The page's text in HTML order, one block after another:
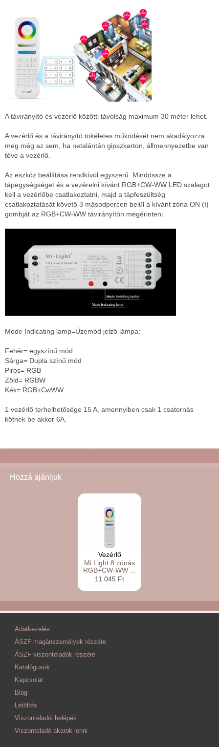
A távirányító és vezérlő közötti távolság maximum 30 méter lehet.
A vezérlő és a távirányító tökéletes működését nem akadályozza
meg még az sem, ha netalántán gipszkarton, állmennyezetbe van
téve a vezérlő.
Az eszköz beállítása rendkívül egyszerű. Mindössze a
tápegységséget és a vezérelni kívánt RGB+CW-WW LED szalagot
kell a vezérlőbe csatlakoztatni, majd a tápfeszültség
csatlakoztatását követő 3 másodpercen belül a kívánt zóna ON (I)
gombját az RGB+CW-WW távirányítón megérinteni.
Mode Indicating lamp=Üzemód jelző lámpa:
Fehér= egyszínű mód
Sárga= Dupla színű mód
Piros= RGB
Zöld= RGBW
Kék= RGB+CwWW
1 vezérlő terhelhetősége 15 A, amennyiben csak 1 csatornás
kötnek be akkor 6A.
Hozzá ajánljuk
Vezérlő
Mi Light 8 zónás
RGB+CW-WW ...
11 045 Ft
Adatkezelés
ÁSZF magánszemélyek részére
ÁSZF viszonteladók részére
Katalógusok
Kapcsolat
Blog
Letöltés
Viszonteladói belépés
Viszonteladó akarok lenni